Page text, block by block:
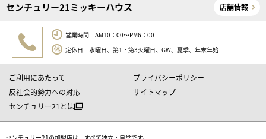
センチュリー21ミッキーハウス 店舗情報
営業時間 AM10：00～PM6：00
定休日 水曜日、第1・第3火曜日、GW、夏季、年末年始
ご利用にあたって
プライバシーポリシー
反社会的勢力への対応
サイトマップ
センチュリー21とは